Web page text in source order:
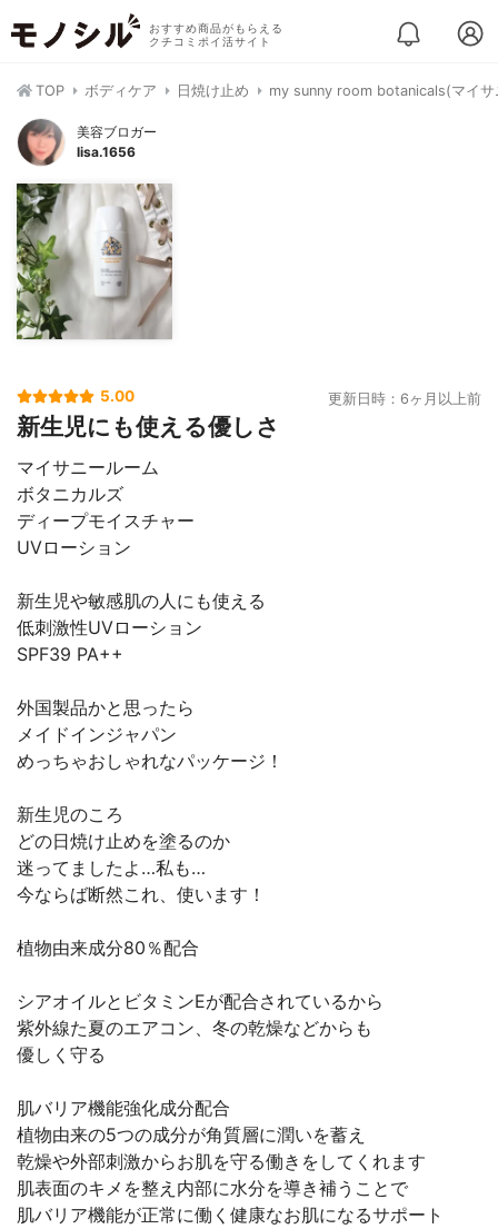
おすすめ商品がもらえる
クチコミポイ活サイト
TOP ボディケア 日焼け止め my sunny room botanicals(マイサ
美容ブロガー
lisa.1656
5.00 更新日時：6ヶ月以上前
新生児にも使える優しさ
マイサニールーム
ボタニカルズ
ディープモイスチャー
UVローション
新生児や敏感肌の人にも使える
低刺激性UVローション
SPF39 PA++
外国製品かと思ったら
メイドインジャパン
めっちゃおしゃれなパッケージ！
新生児のころ
どの日焼け止めを塗るのか
迷ってましたよ…私も…
今ならば断然これ、使います！
植物由来成分80％配合
シアオイルとビタミンEが配合されているから
紫外線た夏のエアコン、冬の乾燥などからも
優しく守る
肌バリア機能強化成分配合
植物由来の5つの成分が角質層に潤いを蓄え
乾燥や外部刺激からお肌を守る働きをしてくれます
肌表面のキメを整え内部に水分を導き補うことで
肌バリア機能が正常に働く健康なお肌になるサポート